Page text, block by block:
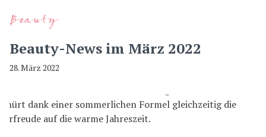
Beauty
Beauty-News im März 2022
28. März 2022